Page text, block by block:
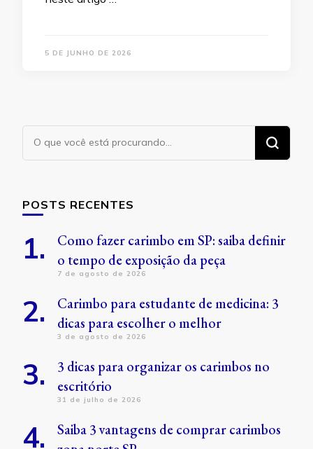
5 DE JUNHO DE 2026
Procurando
algo?
POSTS RECENTES
Como fazer carimbo em SP: saiba definir
o tempo de exposição da peça
7 de agosto de 2026
Carimbo para estudante de medicina: 3
dicas para escolher o melhor
3 de agosto de 2026
3 dicas para organizar os carimbos no
escritório
31 de julho de 2026
Saiba 3 vantagens de comprar carimbos